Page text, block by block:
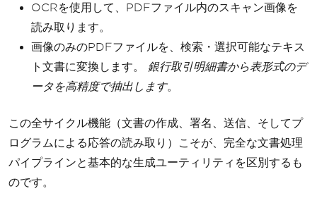
OCRを使用して、PDFファイル内のスキャン画像を
読み取ります。
画像のみのPDFファイルを、検索・選択可能なテキス
ト文書に変換します。 銀行取引明細書から表形式のデ
ータを高精度で抽出します。
この全サイクル機能（文書の作成、署名、送信、そしてプ
ログラムによる応答の読み取り）こそが、完全な文書処理
パイプラインと基本的な生成ユーティリティを区別するも
のです。